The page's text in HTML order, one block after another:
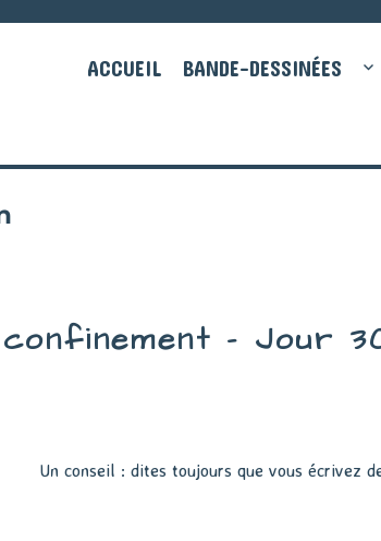
ACCUEIL BANDE-DESSINÉES
– Jour
Un conseil : dites toujours que vous écrivez